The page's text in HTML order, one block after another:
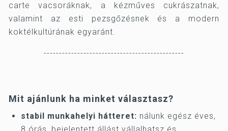
carte vacsoráknak, a kézműves cukrászatnak,
valamint az esti pezsgőzésnek és a modern
koktélkultúrának egyaránt.
----------------------------------------------
Mit ajánlunk ha minket választasz?
stabil munkahelyi hátteret: nálunk egész éves,